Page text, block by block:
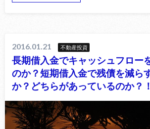
2016.01.21 不動産投資
長期借入金でキャッシュフロー
のか？短期借入金で残債を減ら
か？どちらがあっているのか？！